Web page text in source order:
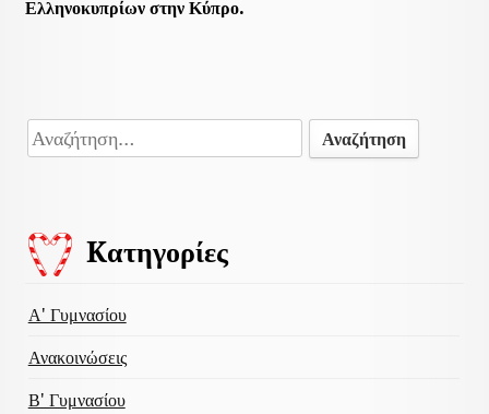
Ελληνοκυπρίων στην Κύπρο.
Αναζήτηση
για:
Kατηγορίες
Α' Γυμνασίου
Ανακοινώσεις
Β' Γυμνασίου